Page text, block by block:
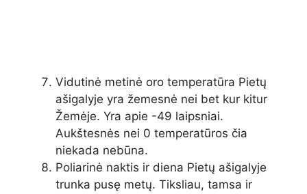
Vidutinė metinė oro temperatūra Pietų
ašigalyje yra žemesnė nei bet kur kitur
Žemėje. Yra apie -49 laipsniai.
Aukštesnės nei 0 temperatūros čia
niekada nebūna.
Poliarinė naktis ir diena Pietų ašigalyje
trunka pusę metų. Tiksliau, tamsa ir